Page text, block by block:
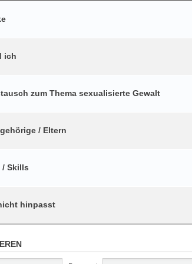
ich
zum Thema sexualisierte Gewalt
/ Eltern
/ Skills
hinpasst